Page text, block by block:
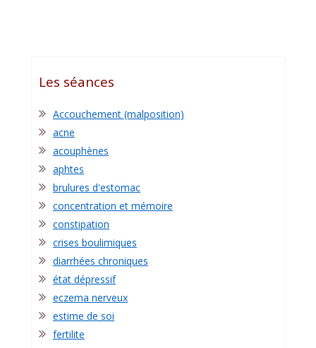
Les séances
Accouchement (malposition)
acne
acouphènes
aphtes
brulures d'estomac
concentration et mémoire
constipation
crises boulimiques
diarrhées chroniques
état dépressif
eczema nerveux
estime de soi
fertilite